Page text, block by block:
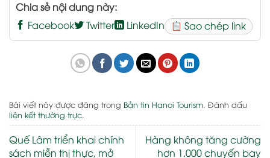
Chia sẻ nội dung này:
Facebook
Twitter LinkedIn Sao chép link
Bài viết này được đăng trong Bản tin Hanoi Tourism. Đánh dấu
liên kết thường trực.
Quế Lâm triển khai chính
sách miễn thị thực, mở
Hàng không tăng cường
hơn 1.000 chuyến bay